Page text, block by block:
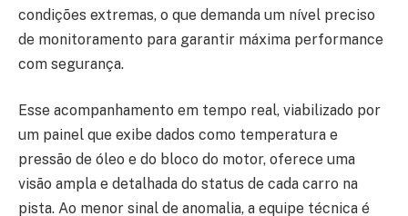
condições extremas, o que demanda um nível preciso
de monitoramento para garantir máxima performance
com segurança.
Esse acompanhamento em tempo real, viabilizado por
um painel que exibe dados como temperatura e
pressão de óleo e do bloco do motor, oferece uma
visão ampla e detalhada do status de cada carro na
pista. Ao menor sinal de anomalia, a equipe técnica é